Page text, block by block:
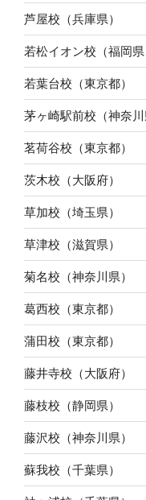
芦屋校（兵庫県）
若松イオン校（福岡県
若葉台校（東京都）
茅ヶ崎駅前校（神奈川
茗荷谷校（東京都）
茨木校（大阪府）
草加校（埼玉県）
草津校（滋賀県）
菊名校（神奈川県）
葛西校（東京都）
蒲田校（東京都）
藤井寺校（大阪府）
藤枝校（静岡県）
藤沢校（神奈川県）
蘇我校（千葉県）